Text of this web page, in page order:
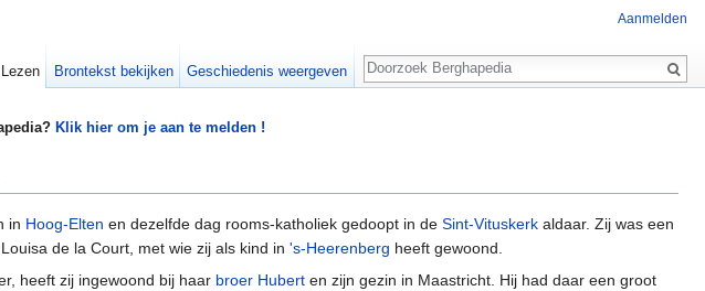
Klik hier om je aan te melden !
in Hoog-Elten en dezelfde dag rooms-katholiek gedoopt in de Sint-Vituskerk aldaar. Zij was een
de la Court, met wie zij als kind in 's-Heerenberg heeft gewoond.
heeft zij ingewoond bij haar broer Hubert en zijn gezin in Maastricht. Hij had daar een groot
Aanmelden
Lezen Brontekst bekijken Geschiedenis weergeven
Zoeken